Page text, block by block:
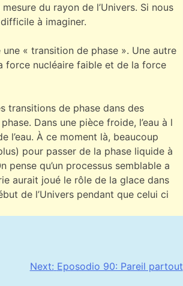
du rayon de l’Univers. Si nous
à imaginer.
« transition de phase ». Une autre
force nucléaire faible et de la force
transitions de phase dans des
Dans une pièce froide, l’eau à l
l’eau. À ce moment là, beaucoup
pour passer de la phase liquide à
pense qu’un processus semblable a
aurait joué le rôle de la glace dans
de l’Univers pendant que celui ci
Next: Eposodio 90: Pareil partout